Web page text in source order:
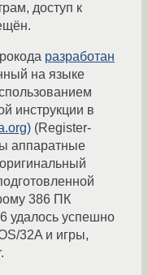
доступ к
разработан
на языке
инструкции в
(Register-
аппаратные
386 ПК
удалось успешно
32A и игры,